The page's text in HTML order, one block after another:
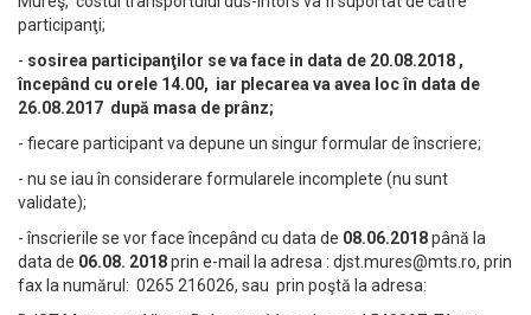
participanţi;
- sosirea participanţilor se va face in data de 20.08.2018 ,
începând cu orele 14.00, iar plecarea va avea loc în data de
26.08.2017 după masa de prânz;
- fiecare participant va depune un singur formular de înscriere;
- nu se iau în considerare formularele incomplete (nu sunt
validate);
- înscrierile se vor face începând cu data de 08.06.2018până la
data de 06.08. 2018prin e-mail la adresa : djst.mures@mts.ro, prin
fax la numărul: 0265 216026, sau prin poştă la adresa: